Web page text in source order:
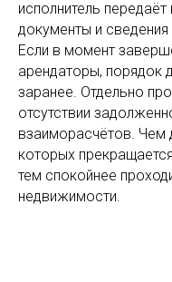
исполнитель
документы и
Если в момент
арендаторы, порядок
заранее. Отдельно
отсутствии
взаиморасчётов. Чем
которых
тем спокойнее
недвижимости.